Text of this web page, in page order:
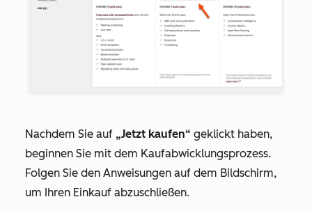
Nachdem Sie auf „Jetzt kaufen“ geklickt haben,
beginnen Sie mit dem Kaufabwicklungsprozess.
Folgen Sie den Anweisungen auf dem Bildschirm,
um Ihren Einkauf abzuschließen.